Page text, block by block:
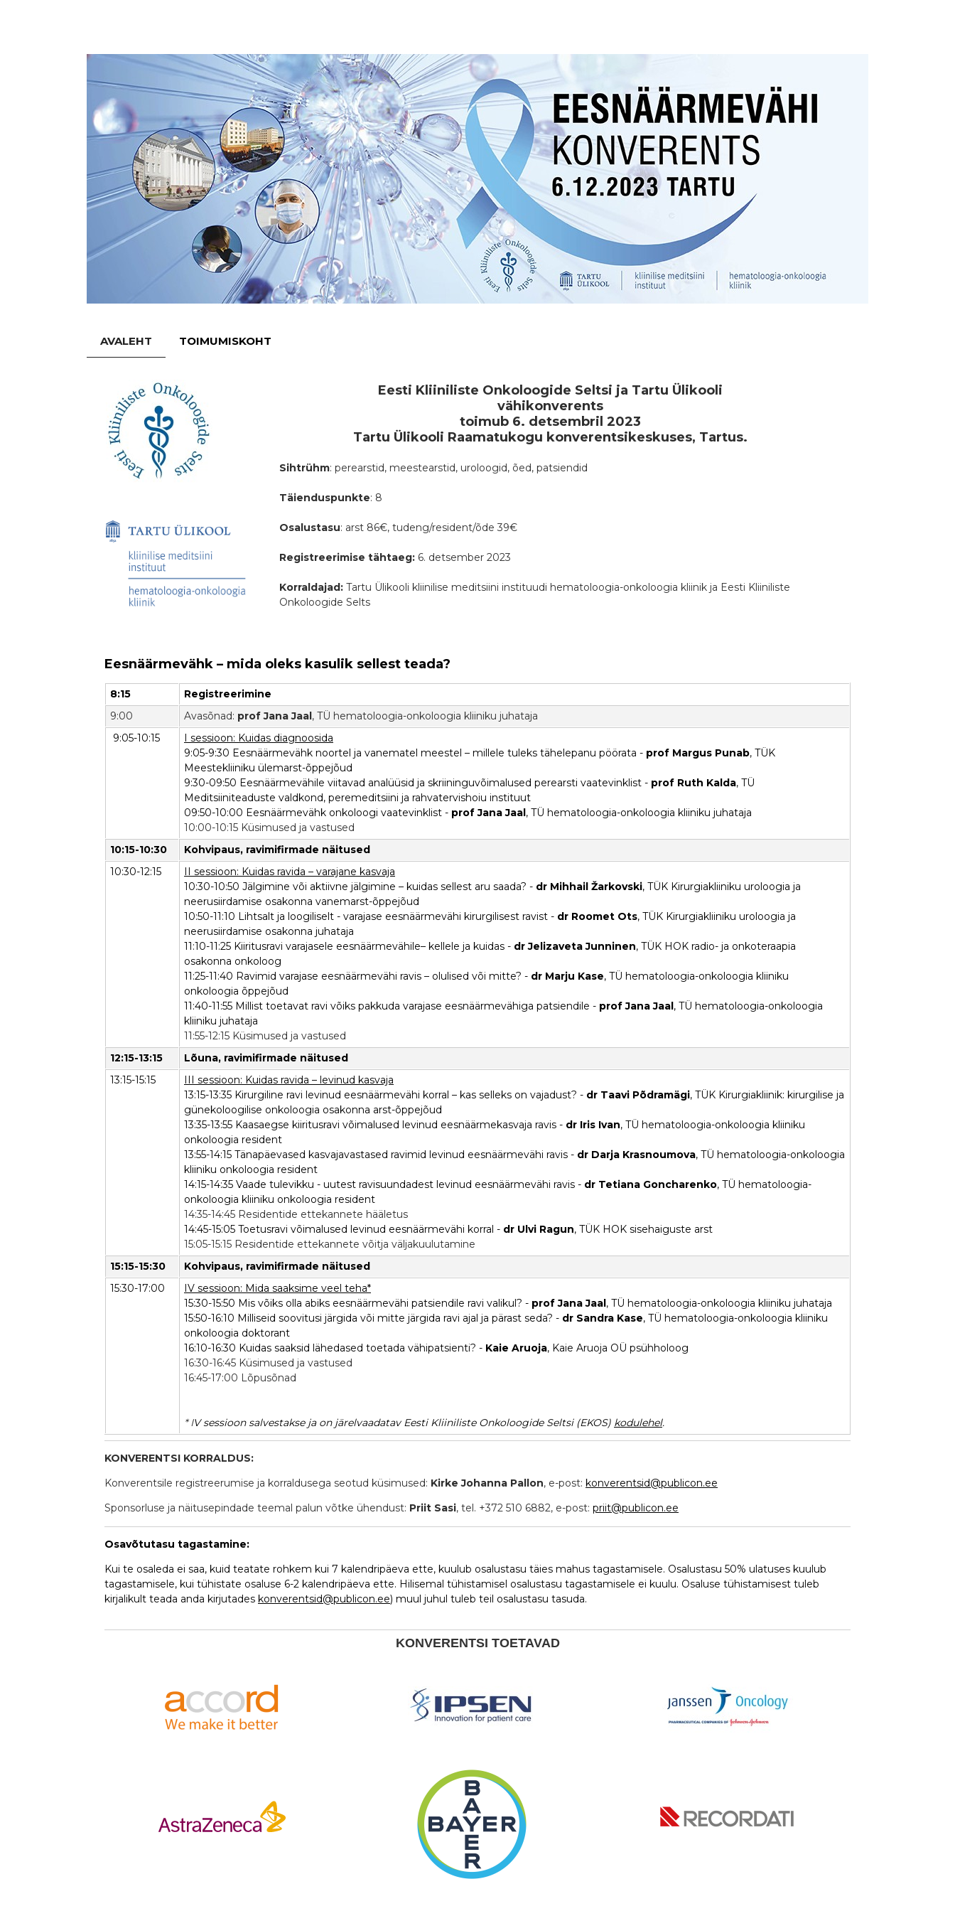
AVALEHT TOIMUMISKOHT
Eesti Kliiniliste Onkoloogide Seltsi ja Tartu Ülikooli
vähikonverents
toimub 6. detsembril 2023
Tartu Ülikooli Raamatukogu konverentsikeskuses, Tartus.
Sihtrühm: perearstid, meestearstid, uroloogid, õed, patsiendid
Täienduspunkte: 8
Osalustasu: arst 86€, tudeng/resident/õde 39€
Registreerimise tähtaeg: 6. detsember 2023
Korraldajad: Tartu Ülikooli kliinilise meditsiini instituudi hematoloogia-onkoloogia kliinik ja Eesti Kliiniliste
Onkoloogide Selts
Eesnäärmevähk – mida oleks kasulik sellest teada?
8:15
Registreerimine
9:00
Avasõnad: prof Jana Jaal, TÜ hematoloogia-onkoloogia kliiniku juhataja
​9:05-10:15
I sessioon: Kuidas diagnoosida
9:05-9:30 Eesnäärmevähk noortel ja vanematel meestel – millele tuleks tähelepanu pöörata - prof Margus Punab, TÜK
Meestekliiniku ülemarst-õppejõud
9:30-09:50 Eesnäärmevähile viitavad analüüsid ja skriininguvõimalused perearsti vaatevinklist - prof Ruth Kalda, TÜ
Meditsiiniteaduste valdkond, peremeditsiini ja rahvatervishoiu instituut
09:50-10:00 Eesnäärmevähk onkoloogi vaatevinklist - prof Jana Jaal, TÜ hematoloogia-onkoloogia kliiniku juhataja
10:00-10:15 Küsimused ja vastused
10:15-10:30
Kohvipaus, ravimifirmade näitused
10:30-12:15
II sessioon: Kuidas ravida – varajane kasvaja
10:30-10:50 Jälgimine või aktiivne jälgimine – kuidas sellest aru saada? - dr Mihhail Žarkovski, TÜK Kirurgiakliiniku uroloogia ja
neerusiirdamise osakonna vanemarst-õppejõud
10:50-11:10 Lihtsalt ja loogiliselt - varajase eesnäärmevähi kirurgilisest ravist - dr Roomet Ots, TÜK Kirurgiakliiniku uroloogia ja
neerusiirdamise osakonna juhataja
11:10-11:25 Kiiritusravi varajasele eesnäärmevähile– kellele ja kuidas - dr Jelizaveta Junninen, TÜK HOK radio- ja onkoteraapia
osakonna onkoloog
11:25-11:40 Ravimid varajase eesnäärmevähi ravis – olulised või mitte? - dr Marju Kase, TÜ hematoloogia-onkoloogia kliiniku
onkoloogia õppejõud
11:40-11:55 Millist toetavat ravi võiks pakkuda varajase eesnäärmevähiga patsiendile - prof Jana Jaal, TÜ hematoloogia-onkoloogia
kliiniku juhataja
11:55-12:15 Küsimused ja vastused
12:15-13:15
Lõuna, ravimifirmade näitused
13:15-15:15
III sessioon: Kuidas ravida – levinud kasvaja
13:15-13:35 Kirurgiline ravi levinud eesnäärmevähi korral – kas selleks on vajadust? - dr Taavi Põdramägi, TÜK Kirurgiakliinik: kirurgilise ja
günekoloogilise onkoloogia osakonna arst-õppejõud
13:35-13:55 Kaasaegse kiiritusravi võimalused levinud eesnäärmekasvaja ravis - dr Iris Ivan, TÜ hematoloogia-onkoloogia kliiniku
onkoloogia resident
13:55-14:15 Tänapäevased kasvajavastased ravimid levinud eesnäärmevähi ravis - dr Darja Krasnoumova, TÜ hematoloogia-onkoloogia
kliiniku onkoloogia resident
14:15-14:35 Vaade tulevikku - uutest ravisuundadest levinud eesnäärmevähi ravis - dr Tetiana Goncharenko, TÜ hematoloogia-
onkoloogia kliiniku onkoloogia resident
14:35-14:45 Residentide ettekannete hääletus
14:45-15:05 Toetusravi võimalused levinud eesnäärmevähi korral - dr Ulvi Ragun, TÜK HOK sisehaiguste arst
15:05-15:15 Residentide ettekannete võitja väljakuulutamine
15:15-15:30
Kohvipaus, ravimifirmade näitused
15:30-17:00
IV sessioon: Mida saaksime veel teha*
15:30-15:50 Mis võiks olla abiks eesnäärmevähi patsiendile ravi valikul? - prof Jana Jaal, TÜ hematoloogia-onkoloogia kliiniku juhataja
15:50-16:10 Milliseid soovitusi järgida või mitte järgida ravi ajal ja pärast seda? - dr Sandra Kase, TÜ hematoloogia-onkoloogia kliiniku
onkoloogia doktorant
16:10-16:30 Kuidas saaksid lähedased toetada vähipatsienti? - Kaie Aruoja, Kaie Aruoja OÜ psühholoog
16:30-16:45 Küsimused ja vastused
16:45-17:00 Lõpusõnad
* IV sessioon salvestakse ja on järelvaadatav Eesti Kliiniliste Onkoloogide Seltsi (EKOS) kodulehel.
KONVERENTSI KORRALDUS:
Konverentsile registreerumise ja korraldusega seotud küsimused: Kirke Johanna Pallon, e-post: konverentsid@publicon.ee
Sponsorluse ja näitusepindade teemal palun võtke ühendust: Priit Sasi, tel. +372 510 6882, e-post: priit@publicon.ee
Osavõtutasu tagastamine:
Kui te osaleda ei saa, kuid teatate rohkem kui 7 kalendripäeva ette, kuulub osalustasu täies mahus tagastamisele. Osalustasu 50% ulatuses kuulub
tagastamisele, kui tühistate osaluse 6-2 kalendripäeva ette. Hilisemal tühistamisel osalustasu tagastamisele ei kuulu. Osaluse tühistamisest tuleb
kirjalikult teada anda kirjutades konverentsid@publicon.ee) muul juhul tuleb teil osalustasu tasuda.
KONVERENTSI TOETAVAD